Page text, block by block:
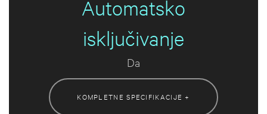
Automatsko
isključivanje
Da
KOMPLETNE SPECIFIKACIJE +